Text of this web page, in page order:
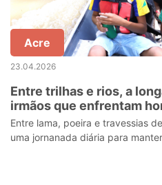
Acre
23.04.2026
Entre trilhas e rios, a
irmãos que enfrentam
estudar no interior do
Entre lama, poeira e travessias
uma jornanada diária para